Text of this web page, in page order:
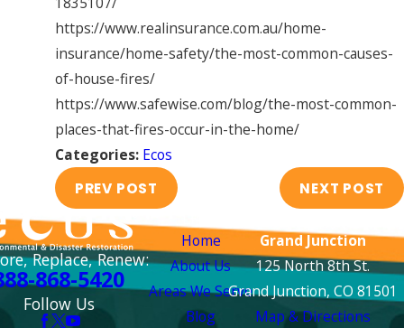
https://www.realinsurance.com.au/home-
insurance/home-safety/the-most-common-causes-
of-house-fires/
https://www.safewise.com/blog/the-most-common-
places-that-fires-occur-in-the-home/
Categories: Ecos
PREV POST NEXT POST
Replace, Renew:
868-5420
Follow Us
Home
About Us
Areas We Serve
Blog
Grand Junction
125 North 8th St.
Grand Junction, CO 81501
Map & Directions